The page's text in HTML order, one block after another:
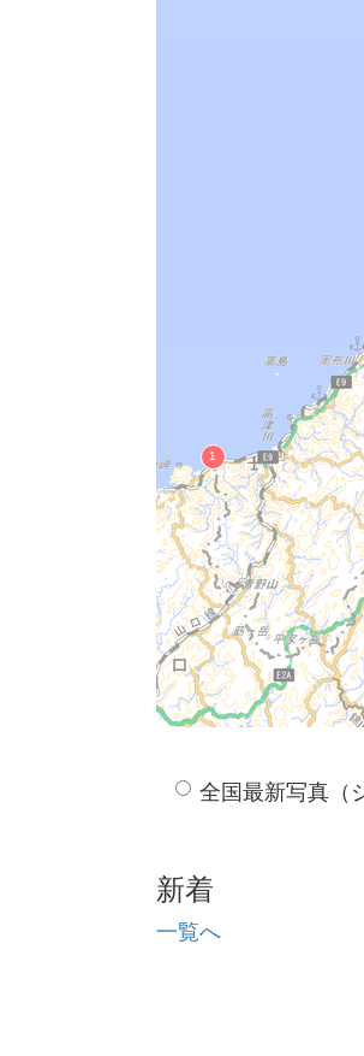
全国最新写真（
新着
一覧へ